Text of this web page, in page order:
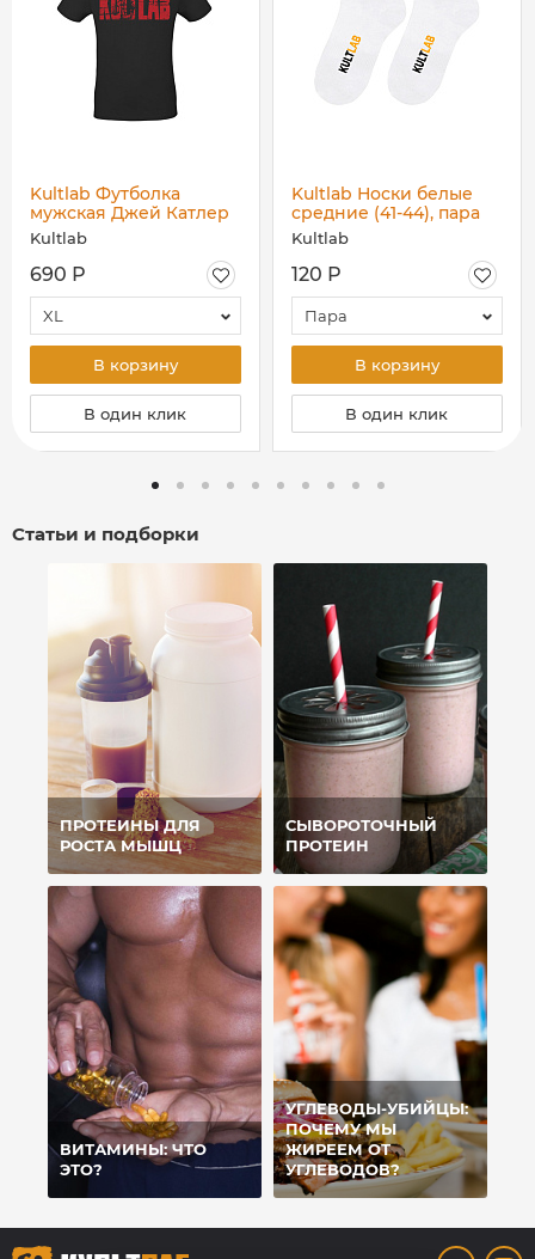
Kultlab Футболка
мужская Джей Катлер
(красный логотип),
чёрная - красная
Kultlab
690 Р
XL
В корзину
В один клик
Kultlab Носки белые
средние (41-44), пара
Kultlab
120 Р
Пара
В корзину
В один клик
Статьи и подборки
ПРОТЕИНЫ ДЛЯ
РОСТА МЫШЦ
СЫВОРОТОЧНЫЙ
ПРОТЕИН
ВИТАМИНЫ: ЧТО
ЭТО?
УГЛЕВОДЫ-УБИЙЦЫ:
ПОЧЕМУ МЫ
ЖИРЕЕМ ОТ
УГЛЕВОДОВ?